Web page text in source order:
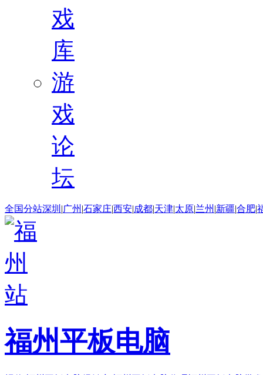
戏
库
游
戏
论
坛
全国分站深圳 |广州 |石家庄|西安|成都|天津|太原|兰州 |新疆|合肥|
福州平板电脑